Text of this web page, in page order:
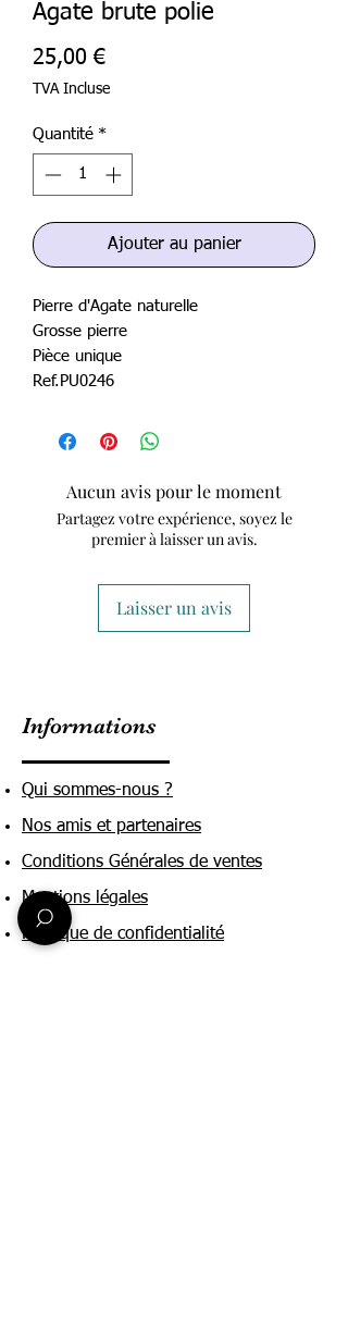
Agate brute polie
25,00 €Prix
TVA Incluse
Quantité *
Ajouter au panier
Pierre d'Agate naturelle
Grosse pierre
Pièce unique
Ref.PU0246
Aucun avis pour le moment
Partagez votre expérience, soyez le
premier à laisser un avis.
Laisser un avis
Informations
Qui sommes-nous ?
Nos amis et partenaires
Conditions Générales de ventes
Mentions légales
Politique de confidentialité